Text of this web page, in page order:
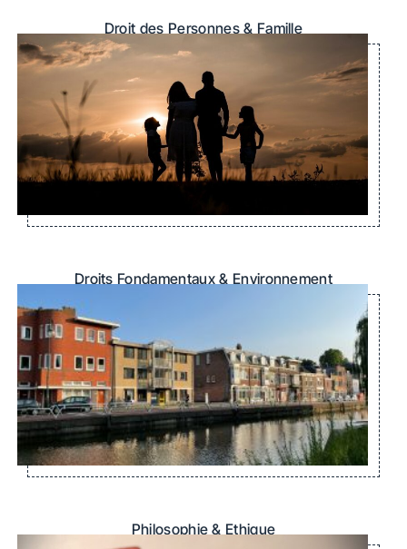
Droit des Personnes & Famille
Droits Fondamentaux & Environnement
Philosophie & Ethique